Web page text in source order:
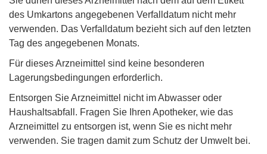
des Umkartons angegebenen Verfalldatum nicht mehr
verwenden. Das Verfalldatum bezieht sich auf den letzten
Tag des angegebenen Monats.
Für dieses Arzneimittel sind keine besonderen
Lagerungsbedingungen erforderlich.
Entsorgen Sie Arzneimittel nicht im Abwasser oder
Haushaltsabfall. Fragen Sie Ihren Apotheker, wie das
Arzneimittel zu entsorgen ist, wenn Sie es nicht mehr
verwenden. Sie tragen damit zum Schutz der Umwelt bei.